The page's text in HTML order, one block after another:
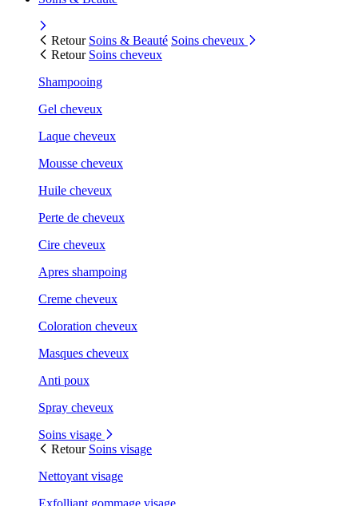
Retour Soins & Beauté Soins cheveux
Retour Soins cheveux
Shampooing
Gel cheveux
Laque cheveux
Mousse cheveux
Huile cheveux
Perte de cheveux
Cire cheveux
Apres shampoing
Creme cheveux
Coloration cheveux
Masques cheveux
Anti poux
Spray cheveux
Soins visage
Retour Soins visage
Nettoyant visage
Exfolliant gommage visage